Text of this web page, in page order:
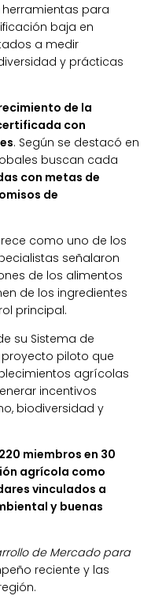
para
baja en
a medir
y prácticas
de la
con
. Según se destacó en
buscan cada
con metas de
de
como uno de los
señalaron
de los alimentos
de los ingredientes
principal.
su Sistema de
proyecto piloto que
agrícolas
incentivos
biodiversidad y
miembros en 30
agrícola como
vinculados a
y buenas
de Mercado para
reciente y las